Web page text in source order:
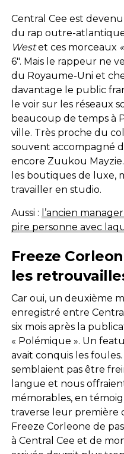
Central Cee est
du rap outre-
Westet ces morceaux «
6″. Mais le rappeur ne
du Royaume-Uni et
davantage le public
le voir sur les réseaux
beaucoup de temps à
ville. Très proche du
souvent accompagné
encore Zuukou Mayzie.
les boutiques de luxe,
travailler en studio.
Aussi : l’ancien
pire personne avec
Freeze
les
Car oui, un deuxième
enregistré entre Central
six mois après la
« Polémique ». Un
avait conquis les foules.
semblaient pas être
langue et nous
mémorables, en
traverse leur première
Freeze Corleone de
à Central Cee et de